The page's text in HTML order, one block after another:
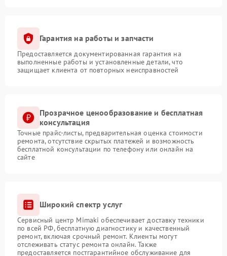
Гарантия на работы и запчасти
Предоставляется документированная гарантия на
выполненные работы и установленные детали, что
защищает клиента от повторных неисправностей
Прозрачное ценообразование и бесплатная
консультация
Точные прайс-листы, предварительная оценка стоимости
ремонта, отсутствие скрытых платежей и возможность
бесплатной консультации по телефону или онлайн на
сайте
Широкий спектр услуг
Сервисный центр Mimaki обеспечивает доставку техники
по всей РФ, бесплатную диагностику и качественный
ремонт, включая срочный ремонт. Клиенты могут
отслеживать статус ремонта онлайн. Также
предоставляется постгарантийное обслуживание для